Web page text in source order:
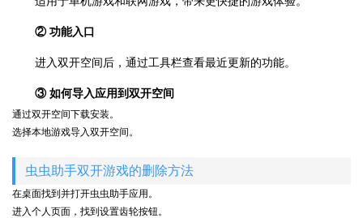
② 功能入口
进入双开空间后，通过工具栏查看最近更新的功能。
③ 如何导入应用到双开空间
通过双开空间下载安装。
选择本地游戏导入双开空间。
虫虫助手双开游戏的删除方法
在桌面找到并打开虫虫助手应用。
进入个人页面，找到设置齿轮按钮。